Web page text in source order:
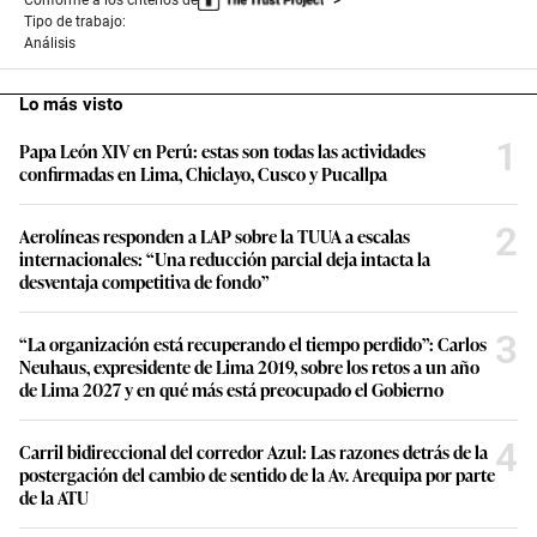
Tipo de trabajo:
Análisis
Lo más visto
Papa León XIV en Perú: estas son todas las actividades
confirmadas en Lima, Chiclayo, Cusco y Pucallpa
1
Aerolíneas responden a LAP sobre la TUUA a escalas
internacionales: “Una reducción parcial deja intacta la
desventaja competitiva de fondo”
2
“La organización está recuperando el tiempo perdido”: Carlos
Neuhaus, expresidente de Lima 2019, sobre los retos a un año
de Lima 2027 y en qué más está preocupado el Gobierno
3
Carril bidireccional del corredor Azul: Las razones detrás de la
postergación del cambio de sentido de la Av. Arequipa por parte
de la ATU
4